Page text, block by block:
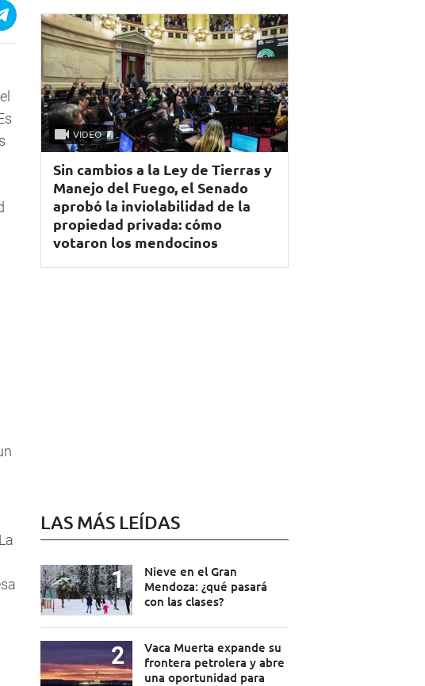
VIDEO
Sin cambios a la Ley de Tierras y
Manejo del Fuego, el Senado
aprobó la inviolabilidad de la
propiedad privada: cómo
votaron los mendocinos
LAS MÁS LEÍDAS
Nieve en el Gran
Mendoza: ¿qué pasará
con las clases?
Vaca Muerta expande su
frontera petrolera y abre
una oportunidad para